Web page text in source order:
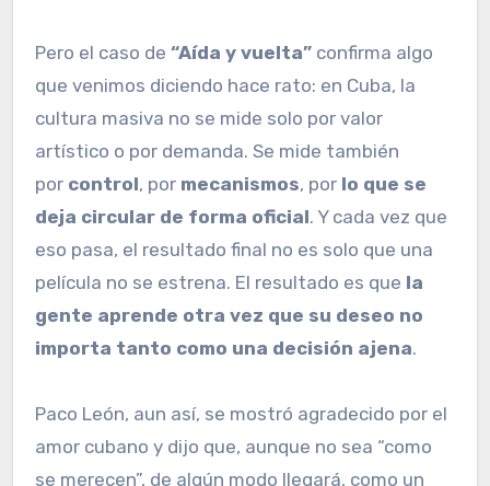
Pero el caso de “Aída y vuelta” confirma algo
que venimos diciendo hace rato: en Cuba, la
cultura masiva no se mide solo por valor
artístico o por demanda. Se mide también
por control, por mecanismos, por lo que se
deja circular de forma oficial. Y cada vez que
eso pasa, el resultado final no es solo que una
película no se estrena. El resultado es que la
gente aprende otra vez que su deseo no
importa tanto como una decisión ajena.
Paco León, aun así, se mostró agradecido por el
amor cubano y dijo que, aunque no sea “como
se merecen”, de algún modo llegará, como un